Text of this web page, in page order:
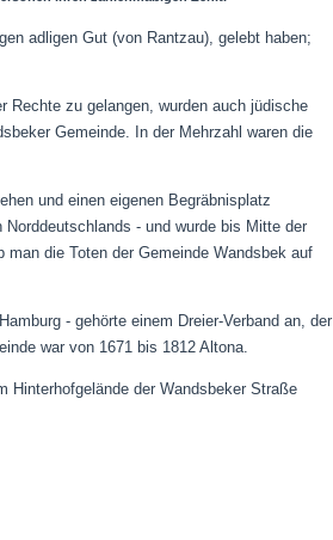
adligen Gut (von Rantzau), gelebt haben;
zu gelangen, wurden auch jüdische
Gemeinde. In der Mehrzahl waren die
und einen eigenen Begräbnisplatz
- und wurde bis Mitte der
die Toten der Gemeinde Wandsbek auf
- gehörte einem Dreier-Verband an, der
war von 1671 bis 1812 Altona.
Hinterhofgelände der Wandsbeker Straße